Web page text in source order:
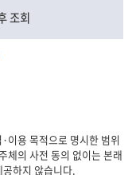
조회
이용 목적으로 명시한 범위
체의 사전 동의 없이는 본래
하지 않습니다.